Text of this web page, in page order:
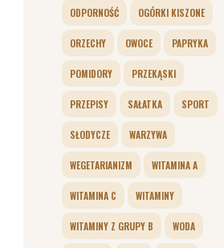
ODPORNOŚĆ OGÓRKI KISZONE
ORZECHY OWOCE PAPRYKA
POMIDORY PRZEKĄSKI
PRZEPISY SAŁATKA SPORT
SŁODYCZE WARZYWA
WEGETARIANIZM WITAMINA A
WITAMINA C WITAMINY
WITAMINY Z GRUPY B WODA